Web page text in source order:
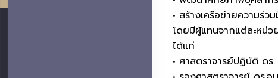
• สร้างเครือข่ายความร่ว
โดยมีผู้แทนจากแต่ละหน่
ได้แก่
• ศาสตราจารย์ปฏิบัติ ด